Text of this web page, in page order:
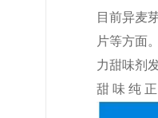
目前异麦
片等方面
力甜味剂
甜味纯